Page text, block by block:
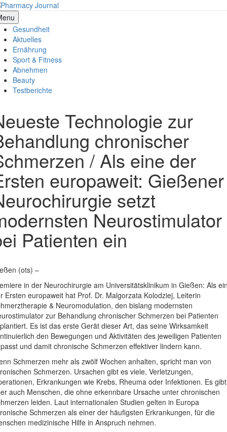
Skip
to
content
Journal
Gesundheit
Aktuelles
Ernährung
Sport & Fitness
Abnehmen
Beauty
Testberichte
Technologie zur
chronischer
/ Als eine der
europaweit: Gießener
setzt
Neurostimulator
Patienten ein
(ots) –
in der Neurochirurgie am Universitätsklinikum in Gießen: Als
Ersten europaweit hat Prof. Dr. Malgorzata Kolodziej, Leiterin
& Neuromodulation, den bislang modernsten
zur Behandlung chronischer Schmerzen bei Patienten
Es ist das erste Gerät dieser Art, das seine Wirksamkeit
den Bewegungen und Aktivitäten des jeweiligen Patienten
und damit chronische Schmerzen effektiver lindern kann.
Schmerzen mehr als zwölf Wochen anhalten, spricht man von
Schmerzen. Ursachen gibt es viele, Verletzungen,
Erkrankungen wie Krebs, Rheuma oder Infektionen. Es gibt
auch Menschen, die ohne erkennbare Ursache unter chronischen
leiden. Laut internationalen Studien gelten in Europa
Schmerzen als einer der häufigsten Erkrankungen, für die
medizinische Hilfe in Anspruch nehmen.